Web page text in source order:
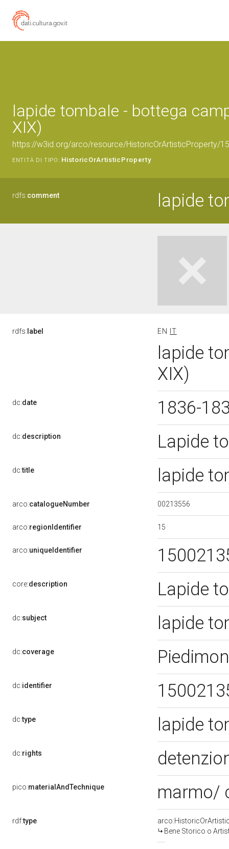
lapide tombale - bottega
XIX)
https://w3id.org/arco/resource/HistoricOrArtisticProperty/
ENTITÀ DI TIPO: HistoricOrArtisticProperty
rdfs:comment lapide
rdfs: label EN IT
lapide
XIX)
dc:date 1836-
dc:description Lapide
dc:title lapide
arco:catalogueNumber 00213556
arco:regionIdentifier 15
arco:uniqueIdentifier
core:description Lapide
dc:subject lapide
dc:coverage
dc:identifier
dc:type lapide
dc:rights
pico:materialAndTechnique marmo/
rdf:type
Bene Storico o